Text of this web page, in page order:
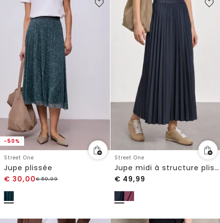
-50%
Street One
Jupe plissée
€ 30,00€59,99
Street One
Jupe midi à structure plissée
€ 49,99